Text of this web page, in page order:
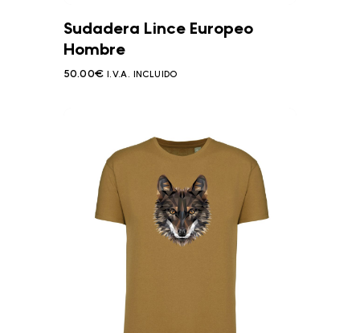
Sudadera Lince Europeo
Hombre
50.00€ I.V.A. INCLUIDO